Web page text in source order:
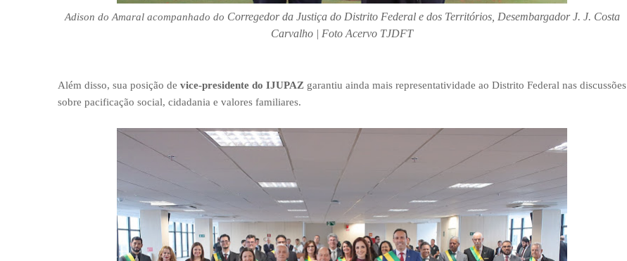
Adison do Amaral acompanhado do Corregedor da Justiça do Distrito Federal e dos Territórios, Desembargador J. J. Costa
Carvalho | Foto Acervo TJDFT
Além disso, sua posição de vice-presidente do IJUPAZ garantiu ainda mais representatividade ao Distrito Federal nas discussões
sobre pacificação social, cidadania e valores familiares.